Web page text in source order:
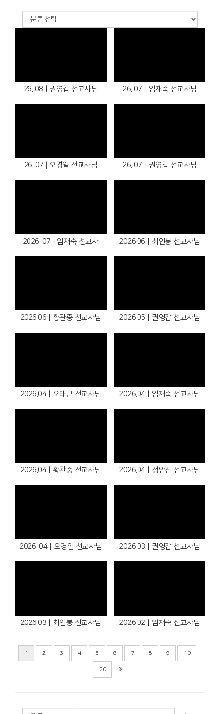
26. 08ㅣ권영갑 선교사님 26. 07ㅣ임재숙 선교사님
26. 07 | 오경일 선교사님 26. 07ㅣ권영갑 선교사님
2026. 07ㅣ임재숙 선교사 2026.06ㅣ최인봉 선교사님
2026.06ㅣ황관중 선교사님 2026.05ㅣ권영갑 선교사님
2026.04ㅣ오태근 선교사님 2026.04ㅣ임재숙 선교사님
2026.04ㅣ황관중 선교사님 2026.04ㅣ정안진 선교사님
2026. 04ㅣ오경일 선교사님 2026.03ㅣ권영갑 선교사님
2026.03ㅣ최인봉 선교사님 2026.02ㅣ임재숙 선교사님
1 2 3 4 5 6 7 8 9 10 ...
20